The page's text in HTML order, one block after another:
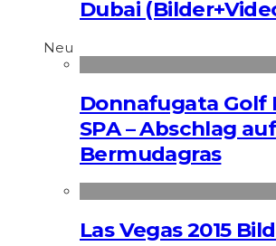
Dubai
Neu
Donnafugata Golf
SPA – Abschlag auf
Bermudagras
Las Vegas 2015